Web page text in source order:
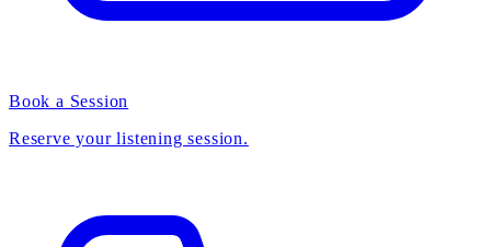
Book a Session
Reserve your listening session.